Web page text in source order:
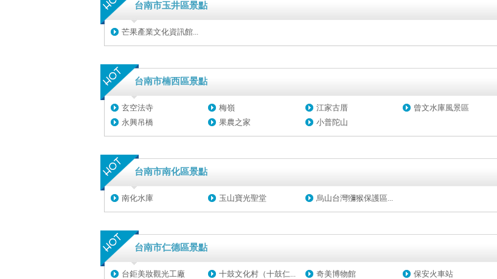
台南市玉井區景點
芒果產業文化資訊館...
台南市楠西區景點
玄空法寺 梅嶺 江家古厝
曾文水庫風景區
永興吊橋
果農之家 小普陀山
台南市南化區景點
南化水庫 玉山寶光聖堂 烏山台灣獼猴保護區...
台南市仁德區景點
台鉅美妝觀光工廠 十鼓文化村（十鼓仁... 奇美博物館
保安火車站